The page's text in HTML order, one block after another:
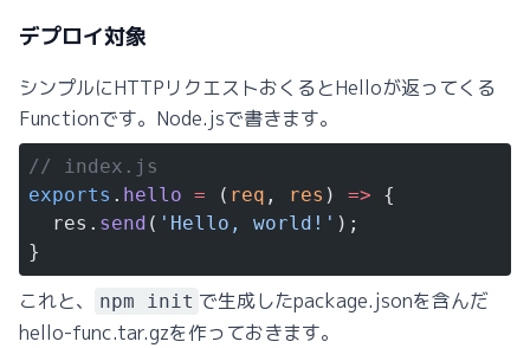
デプロイ対象
シンプルにHTTPリクエストおくるとHelloが返ってくる
Functionです。Node.jsで書きます。
// index.js
exports . hello = ( req , res ) => {
  res.
send ( 'Hello, world!' );
}
これと、 npm init で生成したpackage.jsonを含んだ
hello-func.tar.gzを作っておきます。